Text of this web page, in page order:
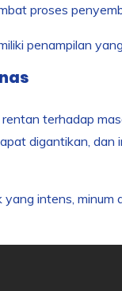
proses
penampilan
terhadap
digantikan,
intens,